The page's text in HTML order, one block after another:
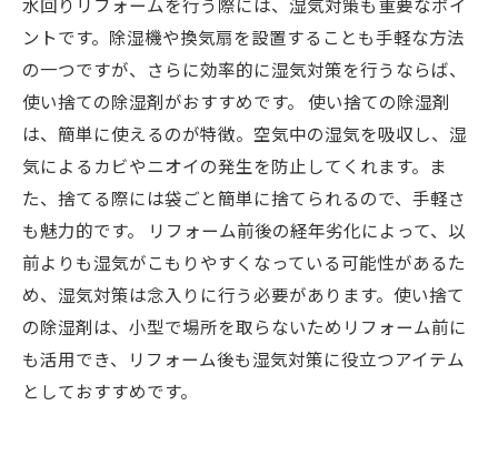
ントです。除湿機や換気扇を設置することも手軽な方法
の一つですが、さらに効率的に湿気対策を行うならば、
使い捨ての除湿剤がおすすめです。 使い捨ての除湿剤
は、簡単に使えるのが特徴。空気中の湿気を吸収し、湿
気によるカビやニオイの発生を防止してくれます。ま
た、捨てる際には袋ごと簡単に捨てられるので、手軽さ
も魅力的です。 リフォーム前後の経年劣化によって、以
前よりも湿気がこもりやすくなっている可能性があるた
め、湿気対策は念入りに行う必要があります。使い捨て
の除湿剤は、小型で場所を取らないためリフォーム前に
も活用でき、リフォーム後も湿気対策に役立つアイテム
としておすすめです。